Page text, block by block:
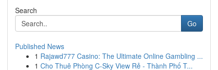
Search
Go
Published News
1 Rajawd777 Casino: The Ultimate Online Gambling ...
1 Cho Thuê Phòng C-Sky View Rẻ - Thành Phố T...